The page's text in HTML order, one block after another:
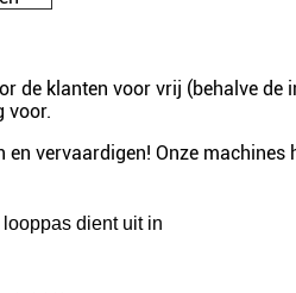
de klanten voor vrij (behalve
voor.
vervaardigen! Onze
dient uit in